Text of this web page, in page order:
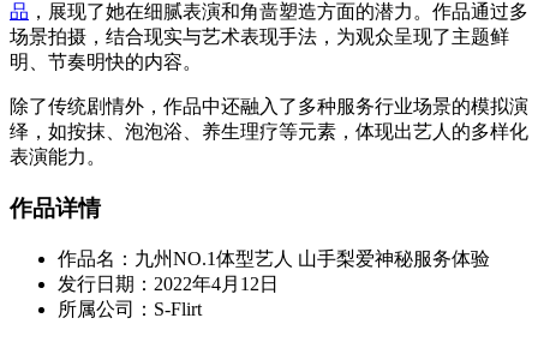
品 ，展现了她在细腻表演和角啬塑造方面的潜力。作品通过多
场景拍摄，结合现实与艺术表现手法，为观众呈现了主题鲜
明、节奏明快的内容。
除了传统剧情外，作品中还融入了多种服务行业场景的模拟演
绎，如按抹、泡泡浴、养生理疗等元素，体现出艺人的多样化
表演能力。
作品详情
作品名：九州NO.1体型艺人 山手梨爱神秘服务体验
发行日期：2022年4月12日
所属公司：S-Flirt